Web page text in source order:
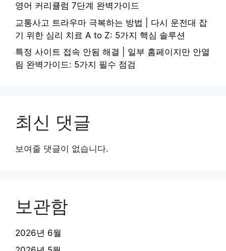
영어 커리큘럼 7단계 완벽가이드
교통사고 트라우마 극복하는 방법 | 다시 운전대 잡
기 위한 심리 치료 A to Z: 5가지 핵심 솔루션
특정 사이트 접속 안됨 해결 | 일부 홈페이지만 안열
림 완벽가이드: 5가지 필수 점검
최신 댓글
보여줄 댓글이 없습니다.
보관함
2026년 6월